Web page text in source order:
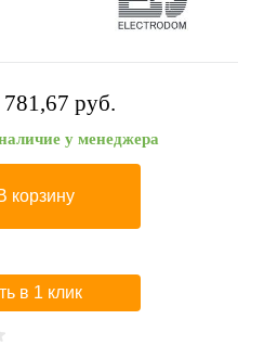
781,67 pуб.
у менеджера
корзину
в 1 клик